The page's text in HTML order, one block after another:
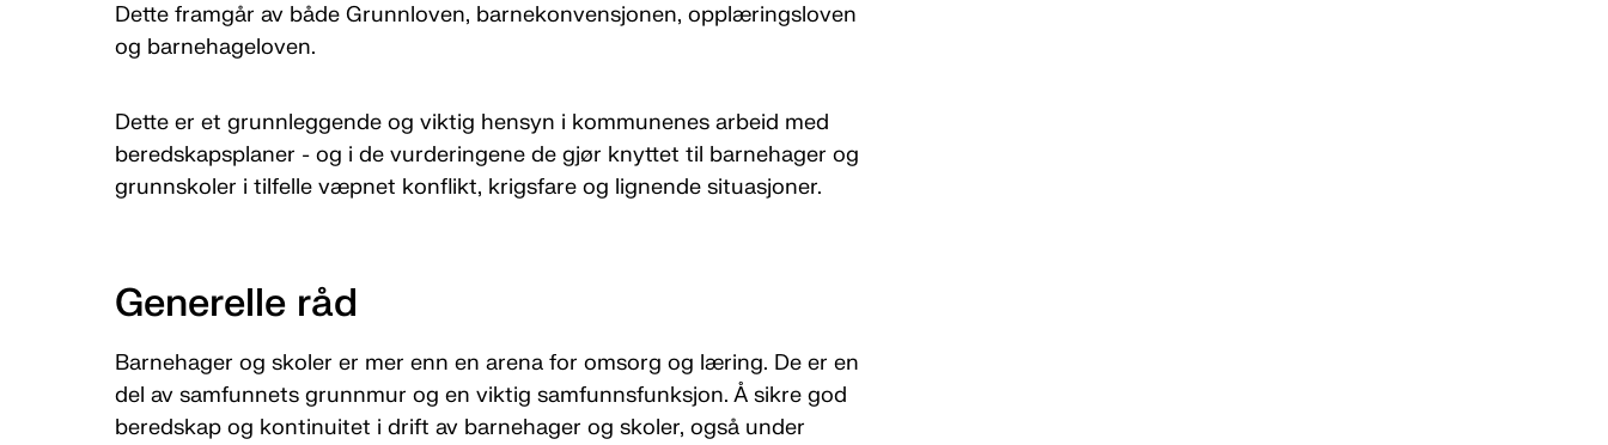
Dette framgår av både Grunnloven, barnekonvensjonen, opplæringsloven
og barnehageloven.
Dette er et grunnleggende og viktig hensyn i kommunenes arbeid med
beredskapsplaner - og i de vurderingene de gjør knyttet til barnehager og
grunnskoler i tilfelle væpnet konflikt, krigsfare og lignende situasjoner.
Generelle råd
Barnehager og skoler er mer enn en arena for omsorg og læring. De er en
del av samfunnets grunnmur og en viktig samfunnsfunksjon. Å sikre god
beredskap og kontinuitet i drift av barnehager og skoler, også under